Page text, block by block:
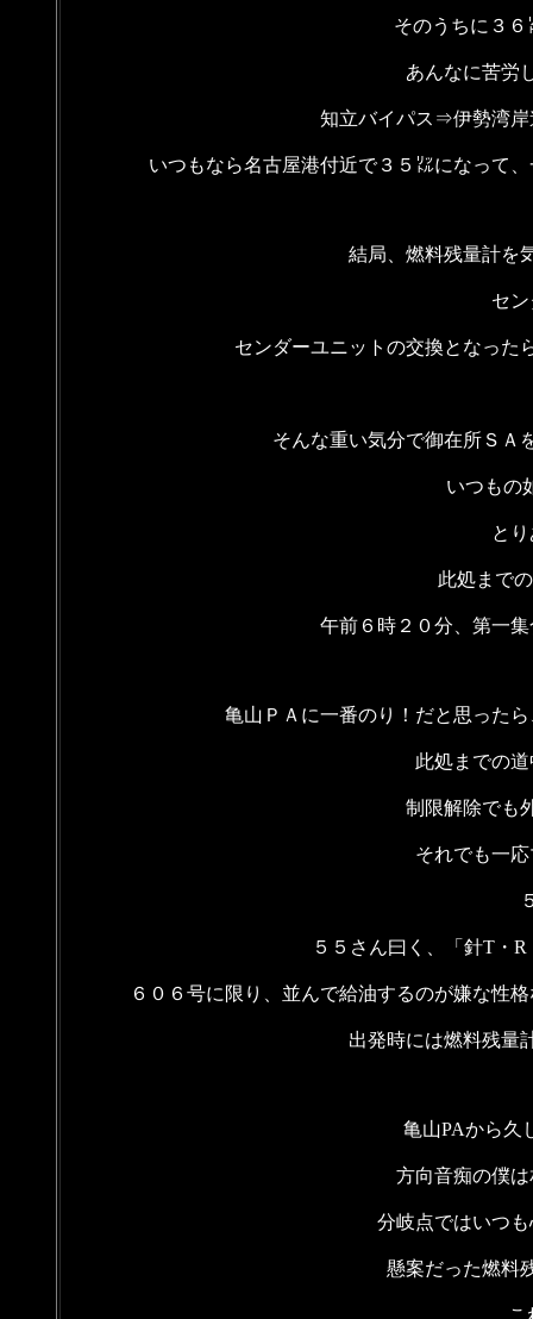
そのうちに３
あんなに苦労
知立バイパス⇒伊勢湾岸
いつもなら名古屋港付近で３５㍑になって
結局、燃料残量計を
セ
センダーユニットの交換となった
そんな重い気分で御在所ＳＡ
いつもの
と
此処まで
午前６時２０分、第一
亀山ＰＡに一番のり！だと思った
此処までの
制限解除でも
それでも一
５５さん曰く、「針T・
６０６号に限り、並んで給油するのが嫌な性
出発時には燃料残量
亀山PAから久
方向音痴の僕
分岐点ではいつ
懸案だった燃料